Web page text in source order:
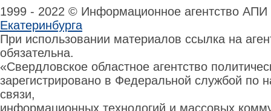
1999 - 2022 © Информационное агентство
Екатеринбурга
При использовании материалов ссылка на
обязательна.
«Свердловское областное агентство
зарегистрировано в Федеральной службой по
связи,
информационных технологий и массовых